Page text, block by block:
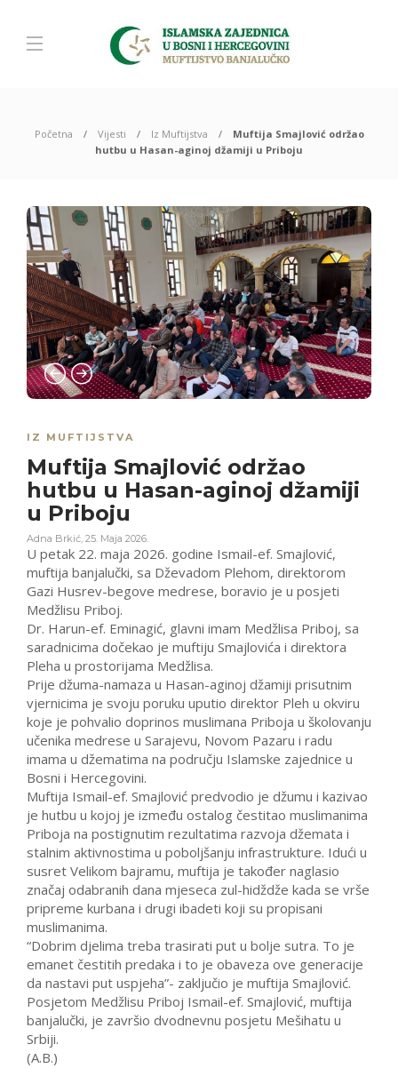
Početna Vijesti Iz Muftijstva
Muftija Smajlović održao
hutbu u Hasan-aginoj džamiji u Priboju
IZ MUFTIJSTVA
Muftija Smajlović održao
hutbu u Hasan-aginoj džamiji
u Priboju
Adna Brkić, 25. Maja 2026.
U petak 22. maja 2026. godine Ismail-ef. Smajlović,
muftija banjalučki, sa Dževadom Plehom, direktorom
Gazi Husrev-begove medrese, boravio je u posjeti
Medžlisu Priboj.
Dr. Harun-ef. Eminagić, glavni imam Medžlisa Priboj, sa
saradnicima dočekao je muftiju Smajlovića i direktora
Pleha u prostorijama Medžlisa.
Prije džuma-namaza u Hasan-aginoj džamiji prisutnim
vjernicima je svoju poruku uputio direktor Pleh u okviru
koje je pohvalio doprinos muslimana Priboja u školovanju
učenika medrese u Sarajevu, Novom Pazaru i radu
imama u džematima na području Islamske zajednice u
Bosni i Hercegovini.
Muftija Ismail-ef. Smajlović predvodio je džumu i kazivao
je hutbu u kojoj je između ostalog čestitao muslimanima
Priboja na postignutim rezultatima razvoja džemata i
stalnim aktivnostima u poboljšanju infrastrukture. Idući u
susret Velikom bajramu, muftija je također naglasio
značaj odabranih dana mjeseca zul-hidždže kada se vrše
pripreme kurbana i drugi ibadeti koji su propisani
muslimanima.
“Dobrim djelima treba trasirati put u bolje sutra. To je
emanet čestitih predaka i to je obaveza ove generacije
da nastavi put uspjeha”- zaključio je muftija Smajlović.
Posjetom Medžlisu Priboj Ismail-ef. Smajlović, muftija
banjalučki, je završio dvodnevnu posjetu Mešihatu u
Srbiji.
(A.B.)